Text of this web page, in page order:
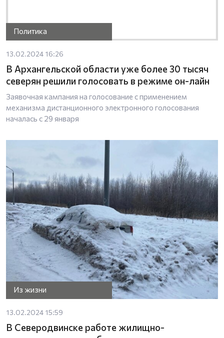
Политика
13.02.2024 16:26
В Архангельской области уже более 30 тысяч
северян решили голосовать в режиме он-лайн
Заявочная кампания на голосование с применением
механизма дистанционного электронного голосования
началась с 29 января
Из жизни
13.02.2024 15:59
В Северодвинске работе жилищно-